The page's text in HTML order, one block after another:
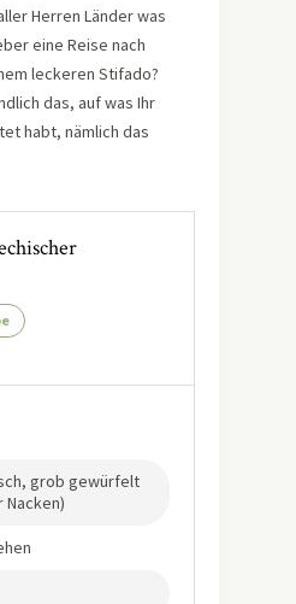
Herren Länder was
eine Reise nach
leckeren Stifado?
das, auf was Ihr
habt, nämlich das
grob gewürfelt